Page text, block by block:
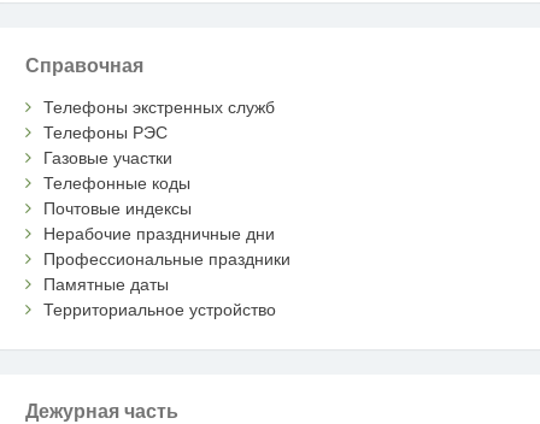
Справочная
Телефоны экстренных служб
Телефоны РЭС
Газовые участки
Телефонные коды
Почтовые индексы
Нерабочие праздничные дни
Профессиональные праздники
Памятные даты
Территориальное устройство
Дежурная часть